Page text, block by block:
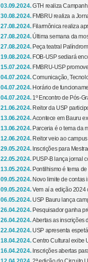
03.09.2024.GTH realiza
30.08.2024. FMBRU realiza a
27.08.2024. Filarmônica realiza
27.08.2024. Última semana da
27.08.2024. Peça teatral
19.08.2024. FOB-USP sediará
15.07.2024. FMBRU-USP
04.07.2024.Comunicação,
04.07.2024. Horário de
04.07.2024. 1º Encontro de Pós-
21.06.2024. Reitor da USP
13.06.2024.Acontece em Bauru
13.06.2024. Parceria é o tema da
12.06.2024. Reitor veio ao
29.05.2024. Inscrições para
22.05.2024. PUSP-B lança jornal
13.05.2024. Pontilhismo é tema de
09.05.2024. Novo limite de contas
09.05.2024.Vem aí a edição 2024
06.05.2024. USP Bauru lança
26.04.2024. Pesquisador ganha
26.04.2024.Abertas as inscrições
22.04.2024. USP apresenta
18.04.2024.Centro Cultural exibe
16.04.2024. Inscrições abertas